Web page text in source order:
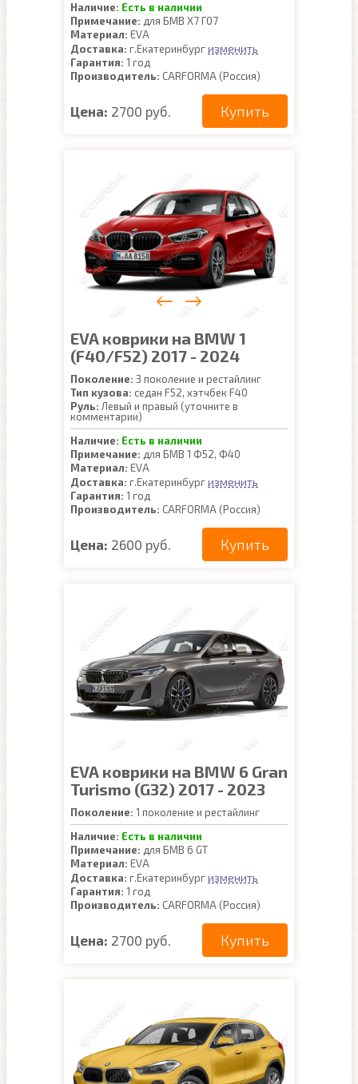
Наличие: Есть в наличии
Примечание: для БМВ Х7 Г07
Материал: EVA
Доставка: г.Екатеринбургизменить
Гарантия: 1 год
Производитель: CARFORMA (Россия)
Цена: 2700 руб. Купить
EVA коврики на BMW 1
(F40/F52) 2017 - 2024
Поколение: 3 поколение и рестайлинг
Тип кузова: седан F52, хэтчбек F40
Руль: Левый и правый (уточните в
комментарии)
Наличие: Есть в наличии
Примечание: для БМВ 1 Ф52, Ф40
Материал: EVA
Доставка: г.Екатеринбургизменить
Гарантия: 1 год
Производитель: CARFORMA (Россия)
Цена: 2600 руб. Купить
EVA коврики на BMW 6 Gran
Turismo (G32) 2017 - 2023
Поколение: 1 поколение и рестайлинг
Наличие: Есть в наличии
Примечание: для БМВ 6 GT
Материал: EVA
Доставка: г.Екатеринбургизменить
Гарантия: 1 год
Производитель: CARFORMA (Россия)
Цена: 2700 руб. Купить